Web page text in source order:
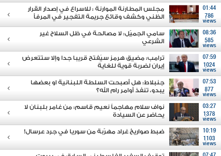
01:44
786
views
مجلس المطارنة الموارنة : للاسراع في إصدار القرار
الظني وكشف وقائع جريمة التفجير في المرفأ
08:36
585
views
سامي الجميّل: لا مصالحة في ظل السلاح غير
الشرعي
07:59
1024
views
ترامب: مضيق هرمز سيُفتح قريبا جدا وإلا ستتعرض
إيران لضربة قوية للغاية
07:53
877
views
جنبلاط: هل أصبحت السلطة اللبنانية او بعضها
يبدو، تنفذ أوامر رام الله؟
03:27
1378
views
نواف سلام مهاجماً نعيم قاسم: من غامر بلبنان لا
يحاضر عن السيادة
10:19
1103
views
ضبط صواريخ غراد مهرّبة من سوريا في جرد عرسال!